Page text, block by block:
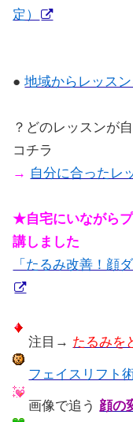
定）
●地域からレッス
？どのレッスンが
コチラ
→ 自分に合ったレ
★自宅にいながら
講しました
「たるみ改善！顔
注目→ たるみを
フェイスリフト
画像で追う 顔の